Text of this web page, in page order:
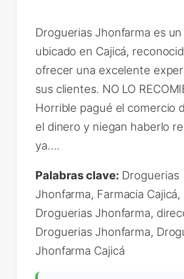
Droguerias Jhonfarma es
ubicado en Cajicá,
ofrecer una excelente
sus clientes. NO LO
Horrible pagué el comercio
el dinero y niegan haberlo
ya….
Palabras clave: Droguerias
Jhonfarma, Farmacia
Droguerias Jhonfarma,
Droguerias Jhonfarma,
Jhonfarma Cajicá